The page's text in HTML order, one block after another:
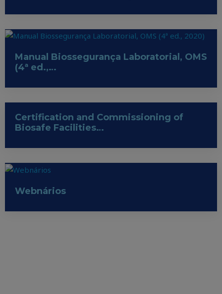
Manual Biossegurança Laboratorial, OMS
(4ª ed.,…
Certification and Commissioning of
Biosafe Facilities…
Webnários